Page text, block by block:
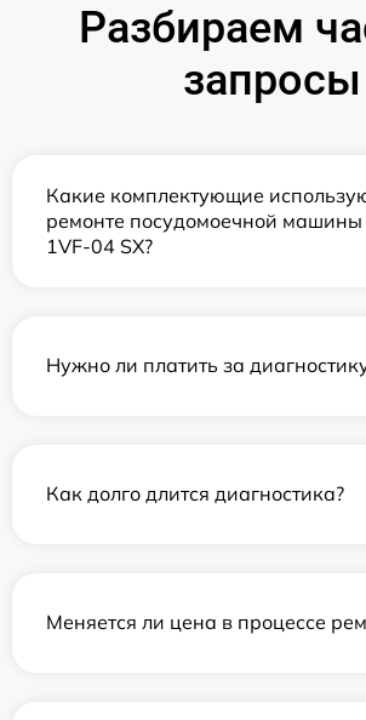
Разбираем
запросы
Какие комплектующие
ремонте посудомоечной машины
1VF-04 SX?
Нужно ли платить за
Как долго длится диагностика?
Меняется ли цена в процессе